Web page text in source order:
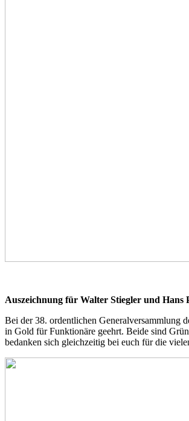
Auszeichnung für Walter Stiegler und Hans
Bei der 38. ordentlichen Generalversammlung
in Gold für Funktionäre geehrt. Beide sind
bedanken sich gleichzeitig bei euch für die